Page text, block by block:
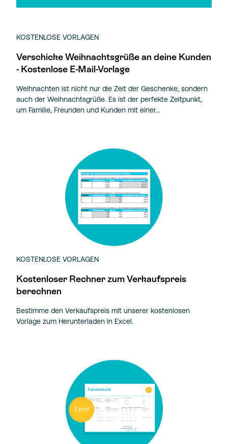
KOSTENLOSE VORLAGEN
Verschicke Weihnachtsgrüße an deine Kunden
- Kostenlose E-Mail-Vorlage
Weihnachten ist nicht nur die Zeit der Geschenke, sondern
auch der Weihnachtsgrüße. Es ist der perfekte Zeitpunkt,
um Familie, Freunden und Kunden mit einer…
KOSTENLOSE VORLAGEN
Kostenloser Rechner zum Verkaufspreis
berechnen
Bestimme den Verkaufspreis mit unserer kostenlosen
Vorlage zum Herunterladen in Excel.